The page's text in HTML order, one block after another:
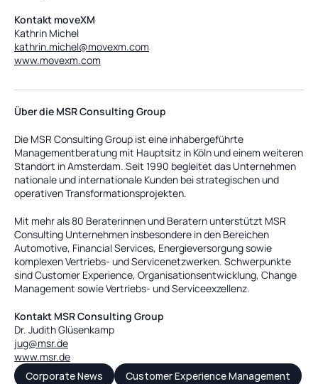
Kontakt moveXM
Kathrin Michel
kathrin.michel@movexm.com
www.movexm.com
Über die MSR Consulting Group
Die MSR Consulting Group ist eine inhabergeführte
Managementberatung mit Hauptsitz in Köln und einem weiteren
Standort in Amsterdam. Seit 1990 begleitet das Unternehmen
nationale und internationale Kunden bei strategischen und
operativen Transformationsprojekten.
Mit mehr als 80 Beraterinnen und Beratern unterstützt MSR
Consulting Unternehmen insbesondere in den Bereichen
Automotive, Financial Services, Energieversorgung sowie
komplexen Vertriebs- und Servicenetzwerken. Schwerpunkte
sind Customer Experience, Organisationsentwicklung, Change
Management sowie Vertriebs- und Serviceexzellenz.
Kontakt MSR Consulting Group
Dr. Judith Glüsenkamp
jug@msr.de
www.msr.de
Corporate News
Customer Experience Management